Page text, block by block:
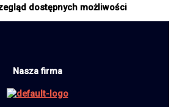
dostępnych możliwości
Nasza firma